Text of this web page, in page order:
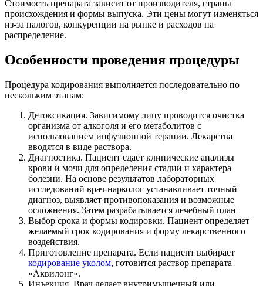
Стоимость препарата зависит от производителя, страны
происхождения и формы выпуска. Эти цены могут изменяться
из-за налогов, конкуренции на рынке и расходов на
распределение.
Особенности проведения процедуры
Процедура кодирования выполняется последовательно по
нескольким этапам:
Детоксикация. Зависимому лицу проводится очистка
организма от алкоголя и его метаболитов с
использованием инфузионной терапии. Лекарства
вводятся в виде раствора.
Диагностика. Пациент сдаёт клинические анализы
крови и мочи для определения стадии и характера
болезни. На основе результатов лабораторных
исследований врач-нарколог устанавливает точный
диагноз, выявляет противопоказания и возможные
осложнения. Затем разрабатывается лечебный план
Выбор срока и формы кодировки. Пациент определяет
желаемый срок кодирования и форму лекарственного
воздействия.
Приготовление препарата. Если пациент выбирает
кодирование уколом, готовится раствор препарата
«Аквилонг».
Инъекция. Врач делает внутримышечный или